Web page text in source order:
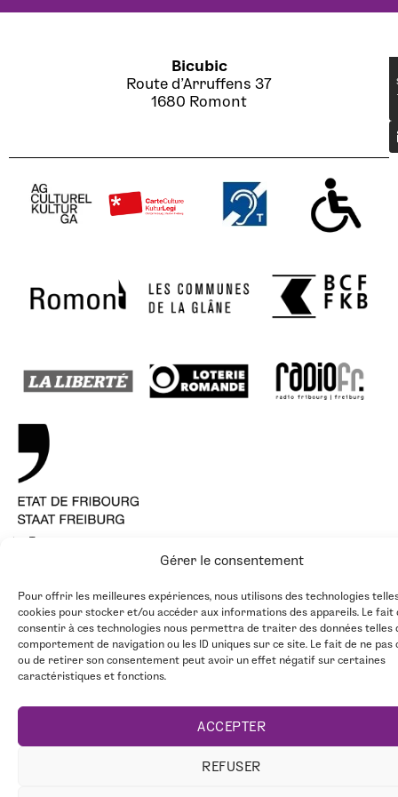
Gérer le consentement
Pour offrir les meilleures expériences, nous utilisons des technologies
cookies pour stocker et/ou accéder aux informations des appareils. Le fait
consentir à ces technologies nous permettra de traiter des données telles
comportement de navigation ou les ID uniques sur ce site. Le fait de ne pas
ou de retirer son consentement peut avoir un effet négatif sur certaines
caractéristiques et fonctions.
ACCEPTER
REFUSER
Bicubic
Route d’Arruffens 37
1680 Romont
Tous nos sponsors